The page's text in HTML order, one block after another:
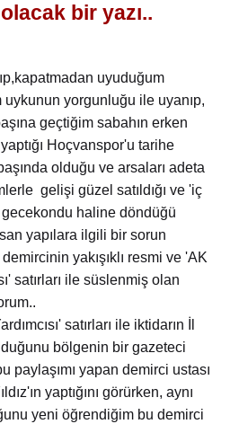
bir yazı..
uyuduğum
uykunun yorgunluğu ile uyanıp,
geçtiğim sabahın erken
Hoçvanspor'u tarihe
olduğu ve arsaları adeta
gelişi güzel satıldığı ve 'iç
haline döndüğü
yapılara ilgili bir sorun
yakışıklı resmi ve 'AK
satırları ile süslenmiş olan
satırları ile iktidarın İl
bölgenin bir gazeteci
paylaşımı yapan demirci ustası
yaptığını görürken, aynı
yeni öğrendiğim bu demirci